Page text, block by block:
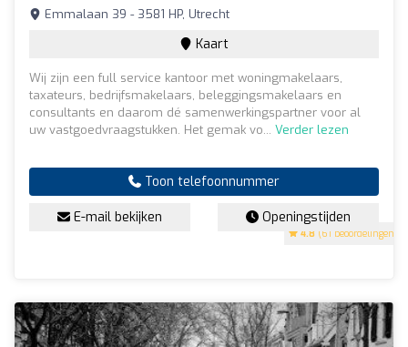
4.8 (61 beoordelingen)
Emmalaan 39 - 3581 HP, Utrecht
Kaart
Wij zijn een full service kantoor met woningmakelaars,
taxateurs, bedrijfsmakelaars, beleggingsmakelaars en
consultants en daarom dé samenwerkingspartner voor al
uw vastgoedvraagstukken. Het gemak vo... Verder lezen
Toon telefoonnummer
E-mail bekijken Openingstijden